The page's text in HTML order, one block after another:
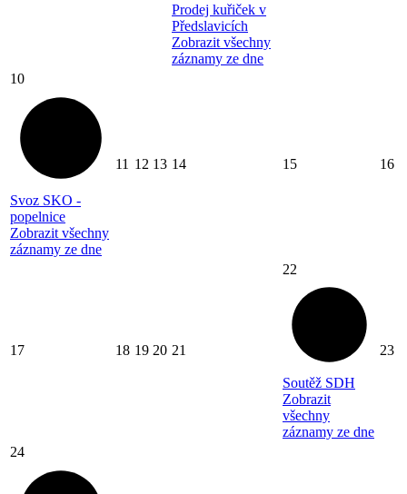
Prodej kuřiček v
Předslavicích
Zobrazit všechny
záznamy ze dne
10
Svoz SKO -
popelnice
Zobrazit všechny
záznamy ze dne
11 12 13 14 15 16
17 18 19 20 21
22
Soutěž SDH
Zobrazit
všechny
záznamy ze dne
23
24